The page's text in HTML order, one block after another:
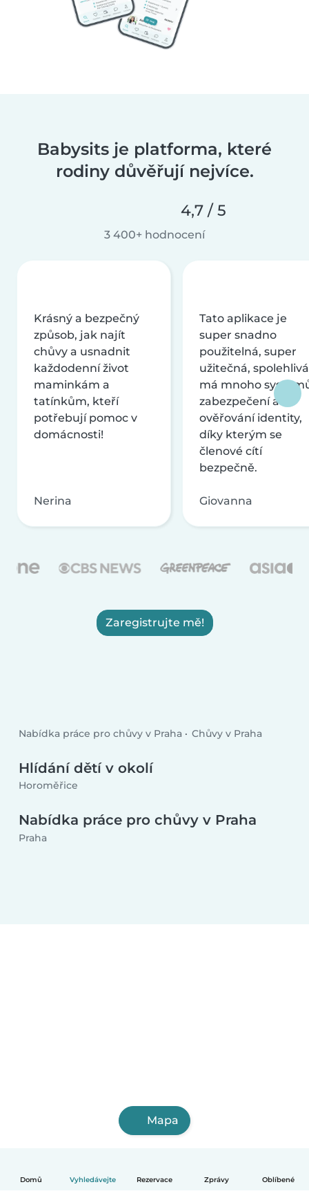
Domů Vyhledávejte Rezervace Zprávy Oblíbené
Babysits je platforma, které
rodiny důvěřují nejvíce.
4,7 / 5
3 400+ hodnocení
Krásný a bezpečný
způsob, jak najít
chůvy a usnadnit
každodenní život
maminkám a
tatínkům, kteří
potřebují pomoc v
domácnosti!
Nerina
Tato aplikace je
super snadno
použitelná, super
užitečná,
má mnoho
zabezpečení a
ověřování identity,
díky kterým se
členové cítí
bezpečně.
Giovanna
Zaregistrujte mě!
Nabídka práce pro chůvy v Praha Chůvy v Praha
Hlídání dětí v okolí
Horoměřice
Nabídka práce pro chůvy v Praha
Praha
Mapa